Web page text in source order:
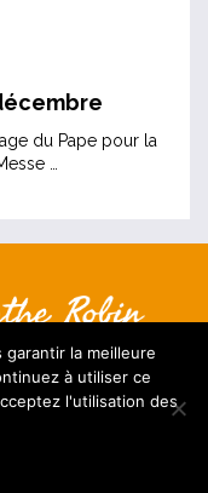
du Pape pour la
…
la meilleure
à utiliser ce
l'utilisation des